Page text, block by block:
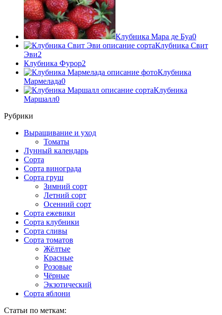
Клубника Мара де Буа0
Клубника Свит
Эви2
Клубника Фурор2
Клубника
Мармелада0
Клубника
Маршалл0
Рубрики
Выращивание и уход
Томаты
Лунный календарь
Сорта
Сорта винограда
Сорта груш
Зимний сорт
Летний сорт
Осенний сорт
Сорта ежевики
Сорта клубники
Сорта сливы
Сорта томатов
Жёлтые
Красные
Розовые
Чёрные
Экзотический
Сорта яблони
Статьи по меткам: